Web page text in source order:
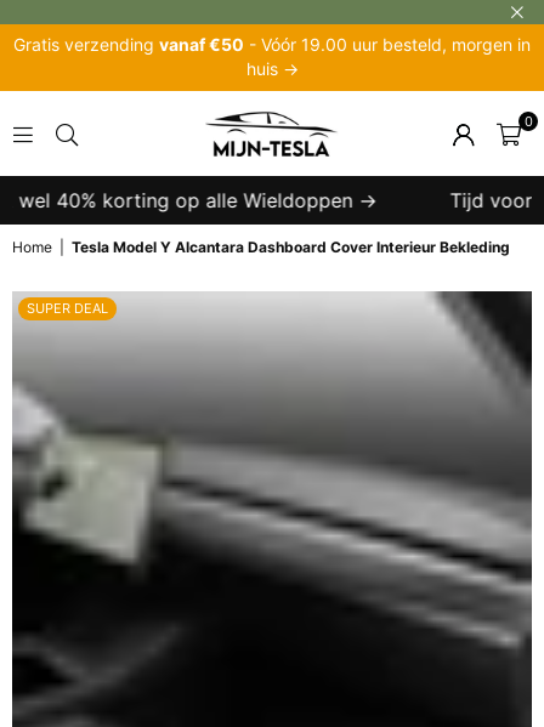
Gratis verzending vanaf €50 - Vóór 19.00 uur besteld, morgen in
huis →
TESLA
0
40% korting op alle Wieldoppen → Tijd voor
Home Tesla Model Y Alcantara Dashboard Cover Interieur Bekleding
SUPER DEAL